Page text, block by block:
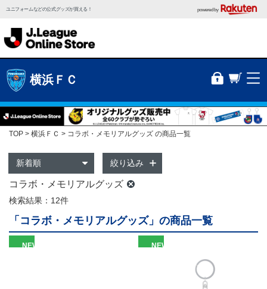
ユニフォームなどの公式グッズが買える！ powered by
横浜ＦＣ
TOP 横浜ＦＣ コラボ・メモリアルグッズ の商品一覧
絞り込み
コラボ・メモリアルグッズ
検索結果：12件
「コラボ・メモリアルグッズ」の商品一覧
NEW NEW